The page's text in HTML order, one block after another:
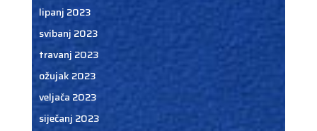
lipanj 2023
svibanj 2023
travanj 2023
ožujak 2023
veljača 2023
siječanj 2023